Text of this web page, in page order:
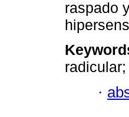
raspado
·